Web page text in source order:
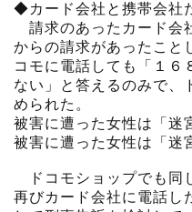
◆カード会社と携帯会社
請求のあったカード会
からの請求があったこと
コモに電話しても「１６
ない」と答えるのみで、
められた。
被害に遭った女性は「迷
被害に遭った女性は「迷
ドコモショップでも同
再びカード会社に電話し